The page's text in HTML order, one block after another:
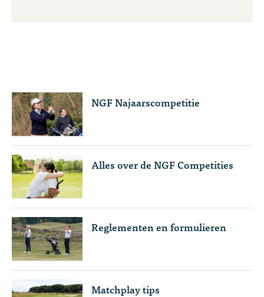
NGF Najaarscompetitie
Alles over de NGF Competities
Reglementen en formulieren
Matchplay tips